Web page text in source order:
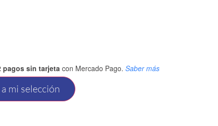
pagos sin tarjetacon Mercado Pago. Saber más
mi selección